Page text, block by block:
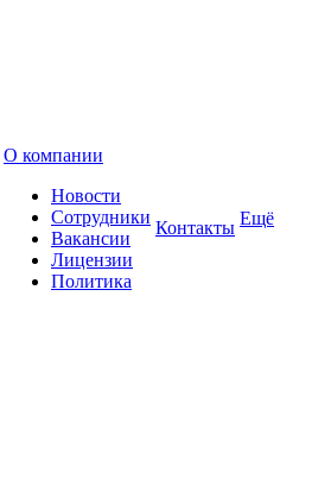
О компании
Новости
Сотрудники
Вакансии
Лицензии
Политика
Контакты Ещё